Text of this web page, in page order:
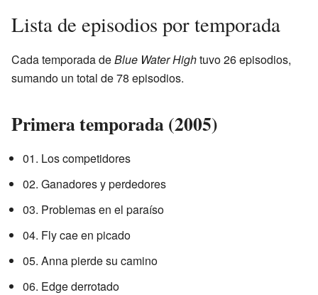
Lista de episodios por temporada
Cada temporada deBlue Water Hightuvo 26 episodios,
sumando un total de 78 episodios.
Primera temporada (2005)
01. Los competidores
02. Ganadores y perdedores
03. Problemas en el paraíso
04. Fly cae en picado
05. Anna pierde su camino
06. Edge derrotado